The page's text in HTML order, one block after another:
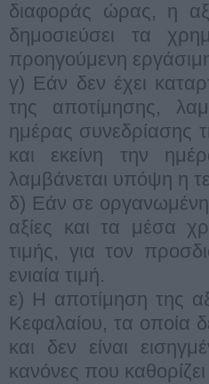
διαφοράς ώρας, η
δημοσιεύσει τα
προηγούμενη
γ) Εάν δεν έχει
της αποτίμησης,
ημέρας συνεδρίασης
και εκείνη την
λαμβάνεται υπόψη η
δ) Εάν σε οργανωμένη
αξίες και τα μέσα
τιμής, για τον
ενιαία τιμή.
ε) Η αποτίμηση της
Κεφαλαίου, τα οποία
και δεν είναι
κανόνες που